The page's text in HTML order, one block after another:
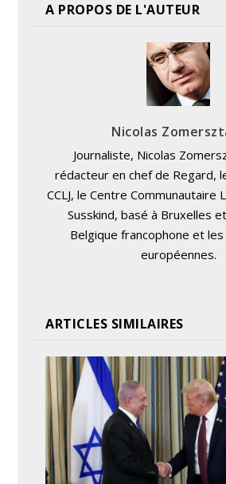
A PROPOS DE L'AUTEUR
Nicolas
Journaliste, Nicolas
rédacteur en chef de Regard,
CCLJ, le Centre Communautaire
Susskind, basé à Bruxelles
Belgique francophone et
européennes.
ARTICLES SIMILAIRES